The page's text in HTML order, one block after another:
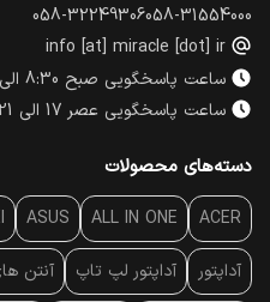
058-31554000
058-32249306
info [at] miracle [dot] ir
ساعت پاسخگویی صبح 8:30 الی 13:30
ساعت پاسخگویی عصر 17 الی 21
دسته‌های محصولات
ACER
ALL IN ONE
ASUS
آداپتور آداپتور لپ تاپ آنتن‌